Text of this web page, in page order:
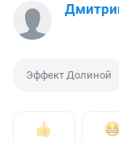
Эффект Долиной